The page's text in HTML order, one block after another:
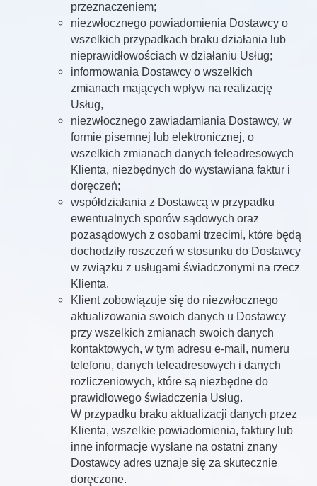
przeznaczeniem;
niezwłocznego powiadomienia Dostawcy o
wszelkich przypadkach braku działania lub
nieprawidłowościach w działaniu Usług;
informowania Dostawcy o wszelkich
zmianach mających wpływ na realizację
Usług,
niezwłocznego zawiadamiania Dostawcy, w
formie pisemnej lub elektronicznej, o
wszelkich zmianach danych teleadresowych
Klienta, niezbędnych do wystawiana faktur i
doręczeń;
współdziałania z Dostawcą w przypadku
ewentualnych sporów sądowych oraz
pozasądowych z osobami trzecimi, które będą
dochodziły roszczeń w stosunku do Dostawcy
w związku z usługami świadczonymi na rzecz
Klienta.
Klient zobowiązuje się do niezwłocznego
aktualizowania swoich danych u Dostawcy
przy wszelkich zmianach swoich danych
kontaktowych, w tym adresu e-mail, numeru
telefonu, danych teleadresowych i danych
rozliczeniowych, które są niezbędne do
prawidłowego świadczenia Usług.
W przypadku braku aktualizacji danych przez
Klienta, wszelkie powiadomienia, faktury lub
inne informacje wysłane na ostatni znany
Dostawcy adres uznaje się za skutecznie
doręczone.